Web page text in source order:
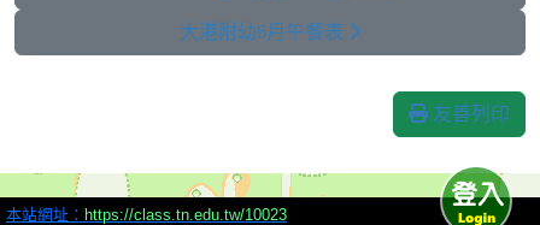
大港附幼6月午餐表
友善列印
本站網址： https://class.tn.edu.tw/10023